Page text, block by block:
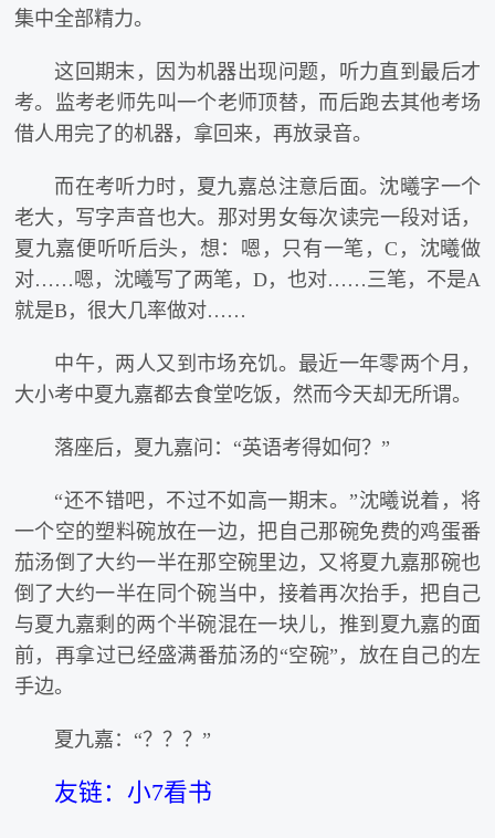
集中全部精力。
这回期末，因为机器出现问题，听力直到最后才
考。监考老师先叫一个老师顶替，而后跑去其他考场
借人用完了的机器，拿回来，再放录音。
而在考听力时，夏九嘉总注意后面。沈曦字一个
老大，写字声音也大。那对男女每次读完一段对话，
夏九嘉便听听后头，想：嗯，只有一笔，C，沈曦做
对……嗯，沈曦写了两笔，D，也对……三笔，不是A
就是B，很大几率做对……
中午，两人又到市场充饥。最近一年零两个月，
大小考中夏九嘉都去食堂吃饭，然而今天却无所谓。
落座后，夏九嘉问：“英语考得如何？”
“还不错吧，不过不如高一期末。”沈曦说着，将
一个空的塑料碗放在一边，把自己那碗免费的鸡蛋番
茄汤倒了大约一半在那空碗里边，又将夏九嘉那碗也
倒了大约一半在同个碗当中，接着再次抬手，把自己
与夏九嘉剩的两个半碗混在一块儿，推到夏九嘉的面
前，再拿过已经盛满番茄汤的“空碗”，放在自己的左
手边。
夏九嘉：“？？？”
友链：小7看书